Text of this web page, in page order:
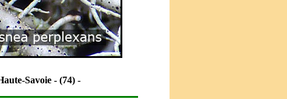
Savoie - (74) -